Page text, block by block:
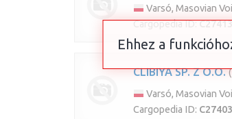
Varsó, Masovian
Cargopedia ID:
CLIBIYA SP. Z O.O.
Varsó, Masovian
Cargopedia ID:
Ehhez a